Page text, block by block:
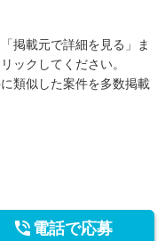
掲載元で詳細を見る」ま
ックしてください。
類似した案件を多数掲載
 電話で応募